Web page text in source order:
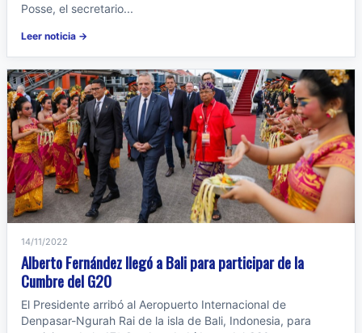
Posse, el secretario...
Leer noticia →
14/11/2022
Alberto Fernández llegó a Bali para participar de la
Cumbre del G20
El Presidente arribó al Aeropuerto Internacional de
Denpasar-Ngurah Rai de la isla de Bali, Indonesia, para